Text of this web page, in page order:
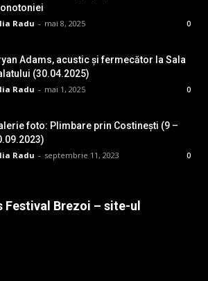
Radu - mai 8, 2025 0
Adams, acustic și fermecător la Sala
(30.04.2025)
Radu - mai 1, 2025 0
foto: Plimbare prin Costinești (9 –
Radu - septembrie 11, 2023 0
Festival Brezoi – site-ul